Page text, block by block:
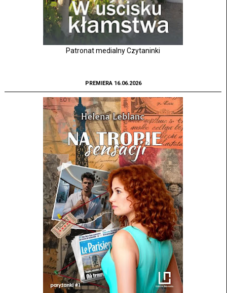
Patronat medialny Czytaninki
PREMIERA 16.06.2026